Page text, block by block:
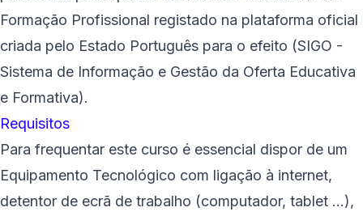
Formação Profissional registado na plataforma oficial
criada pelo Estado Português para o efeito (SIGO -
Sistema de Informação e Gestão da Oferta Educativa
e Formativa).
Requisitos
Para frequentar este curso é essencial dispor de um
Equipamento Tecnológico com ligação à internet,
detentor de ecrã de trabalho (computador, tablet ...),